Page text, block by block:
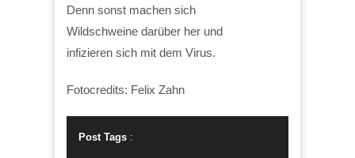
Denn sonst machen sich
Wildschweine darüber her und
infizieren sich mit dem Virus.
Fotocredits: Felix Zahn
Post Tags :